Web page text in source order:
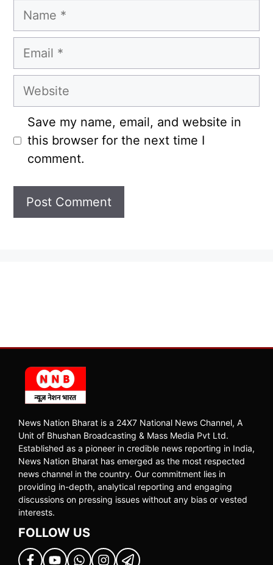
Name
Email
Website
Save my name, email, and website in
this browser for the next time I
comment.
News Nation Bharat is a 24X7 National News Channel, A
Unit of Bhushan Broadcasting & Mass Media Pvt Ltd.
Established as a pioneer in credible news reporting in India,
News Nation Bharat has emerged as the most respected
news channel in the country. Our commitment lies in
providing in-depth, analytical reporting and engaging
discussions on pressing issues without any bias or vested
interests.
FOLLOW US